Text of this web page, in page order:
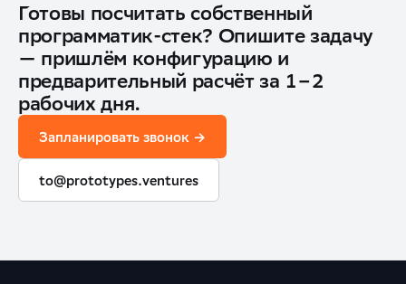
Готовы посчитать собственный
программатик-стек? Опишите задачу
— пришлём конфигурацию и
предварительный расчёт за 1–2
рабочих дня.
Запланировать звонок →
to@prototypes.ventures